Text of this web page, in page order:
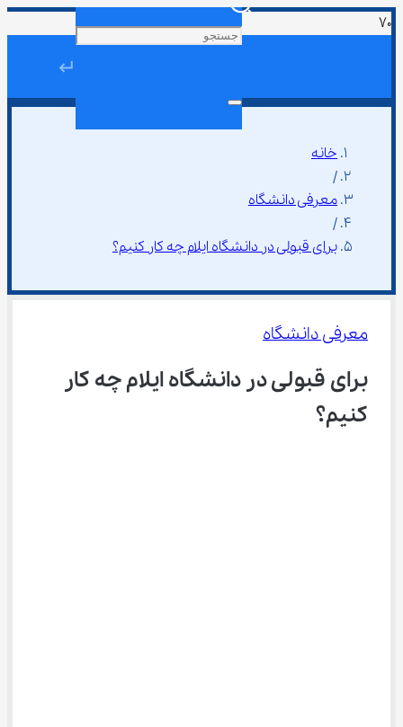
↵
خانه
/
معرفی دانشگاه
/
برای قبولی در دانشگاه ایلام چه کار کنیم؟
معرفی دانشگاه
برای قبولی در دانشگاه ایلام چه کار
کنیم؟